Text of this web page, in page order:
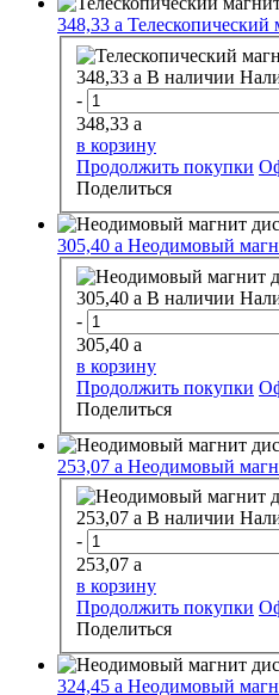
348,33 a Телескопический
348,33 a В наличии
-
348,33 a
в корзину
Продолжить покупки
Поделиться
305,40 a Неодимовый
305,40 a В наличии
-
305,40 a
в корзину
Продолжить покупки
Поделиться
253,07 a Неодимовый
253,07 a В наличии
-
253,07 a
в корзину
Продолжить покупки
Поделиться
324,45 a Неодимовый